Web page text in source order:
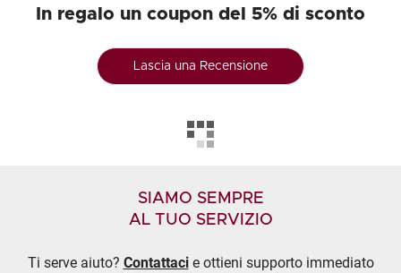
In regalo un coupon del 5% di sconto
Lascia una Recensione
SIAMO SEMPRE
AL TUO SERVIZIO
Ti serve aiuto? Contattacie ottieni supporto immediato